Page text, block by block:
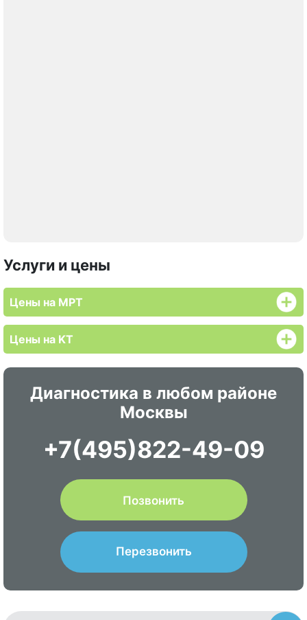
Услуги и цены
Цены на МРТ
Цены на KT
Диагностика в любом районе
Москвы
+7(495)822-49-09
Позвонить
Перезвонить